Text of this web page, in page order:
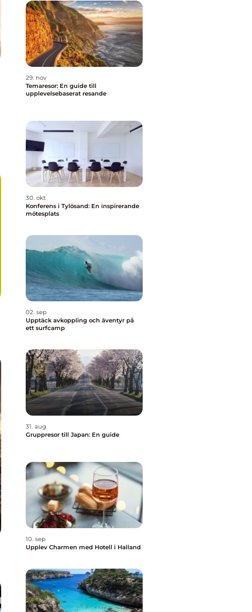
29. nov
Temaresor: En guide till
upplevelsebaserat resande
30. okt
Konferens i Tylösand: En inspirerande
mötesplats
02. sep
Upptäck avkoppling och äventyr på
ett surfcamp
31. aug
Gruppresor till Japan: En guide
10. sep
Upplev Charmen med Hotell i Halland